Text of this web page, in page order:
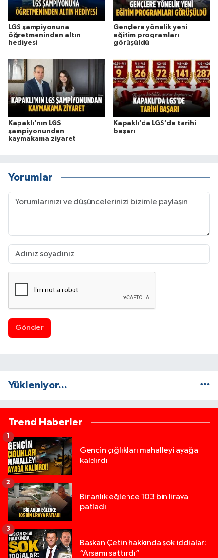
LGS şampiyonuna
öğretmeninden altın
hediyesi
Gençlere yönelik yeni
eğitim programları
görüşüldü
Kapaklı'nın LGS
şampiyonundan
kaymakama ziyaret
Kapaklı’da LGS’de tarihi
başarı
Yorumlar
Gönder
Yükleniyor...
Trend Haberler
Gencin çığlıkları mahalleyi ayağa
kaldırdı
1
Bir anlık eğlence 103 bin liraya
patladı
2
Başkan Çetin hakkında şok iddialar:
“Arsamı sattırdı”
3